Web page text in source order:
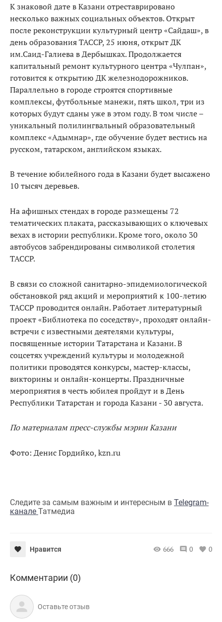
К знаковой дате в Казани отреставрировано
несколько важных социальных объектов. Открыт
после реконструкции культурный центр «Сайдаш», в
день образования ТАССР, 25 июня, открыт ДК
им.Саид-Галиева в Дербышках. Продолжается
капитальный ремонт культурного центра «Чулпан»,
готовится к открытию ДК железнодорожников.
Параллельно в городе строятся спортивные
комплексы, футбольные манежи, пять школ, три из
которых будут сданы уже в этом году. В том числе –
уникальный полилингвальный образовательный
комплекс «Адымнар», где обучение будет вестись на
русском, татарском, английском языках.
В течение юбилейного года в Казани будет высажено
10 тысяч деревьев.
На афишных стендах в городе размещены 72
тематических плаката, рассказывающих о ключевых
вехах в истории республики. Кроме того, около 30
автобусов забрендированы символикой столетия
ТАССР.
В связи со сложной санитарно-эпидемиологической
обстановкой ряд акций и мероприятий к 100-летию
ТАССР проводится онлайн. Работает литературный
проект «Библиотека по соседству», проходят онлайн-
встречи с известными деятелями культуры,
посвященные истории Татарстана и Казани. В
соцсетях учреждений культуры и молодежной
политики проводятся конкурсы, мастер-классы,
викторины и онлайн-концерты. Праздничные
мероприятия в честь юбилея пройдут и в День
Республики Татарстан и города Казани - 30 августа.
По материалам пресс-службы мэрии Казани
Фото: Денис Гордийко, kzn.ru
Следите за самым важным и интересным в Telegram-
канале Татмедиа
Нравится 666 0 0
Комментарии (0)